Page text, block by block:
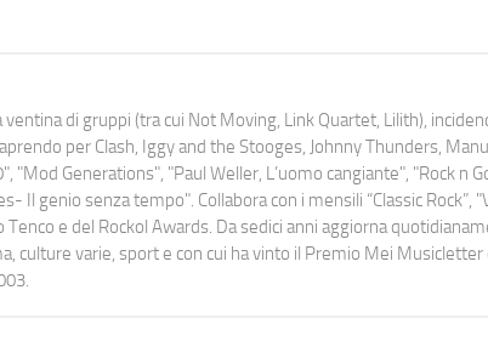
di gruppi (tra cui Not Moving, Link Quartet, Lilith),
per Clash, Iggy and the Stooges, Johnny Thunders,
Generations", "Paul Weller, L’uomo cangiante", "Rock n
Il genio senza tempo". Collabora con i mensili “Classic Rock”,
e del Rockol Awards. Da sedici anni aggiorna
culture varie, sport e con cui ha vinto il Premio Mei Musicletter